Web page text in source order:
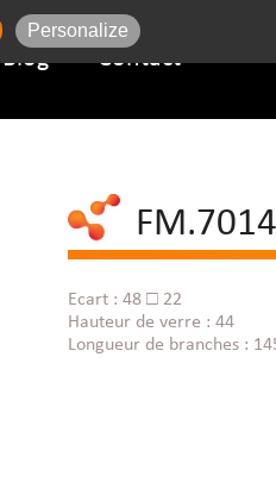
Blog Contact
Ecart : 48 □ 22
Hauteur de verre : 44
Longueur de branches :
Personalize